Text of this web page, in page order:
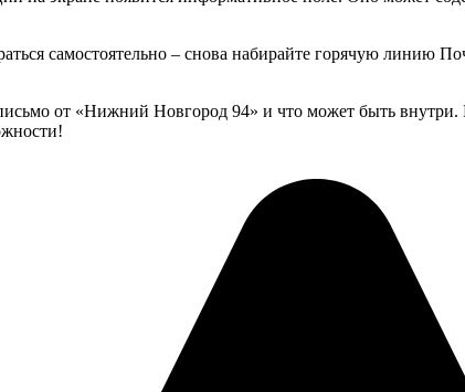
самостоятельно – снова набирайте горячую
от «Нижний Новгород 94» и что может быть внутри.